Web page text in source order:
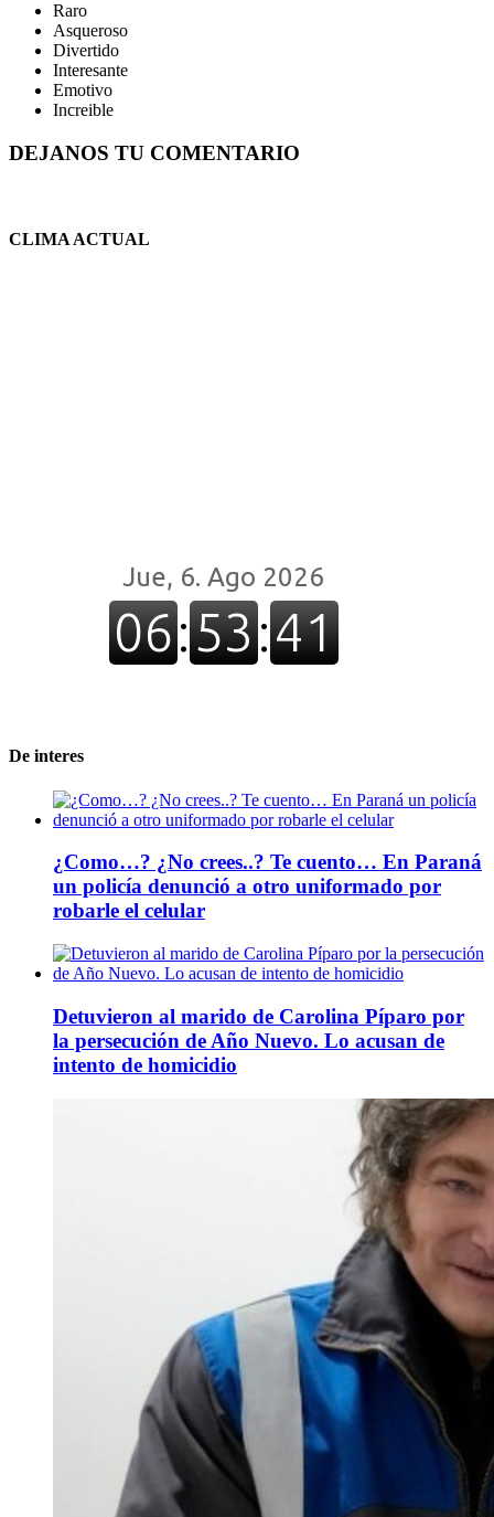
Raro
Asqueroso
Divertido
Interesante
Emotivo
Increible
DEJANOS TU COMENTARIO
CLIMA ACTUAL
De interes
¿Como…? ¿No crees..? Te cuento… En Paraná
un policía denunció a otro uniformado por
robarle el celular
Detuvieron al marido de Carolina Píparo por
la persecución de Año Nuevo. Lo acusan de
intento de homicidio